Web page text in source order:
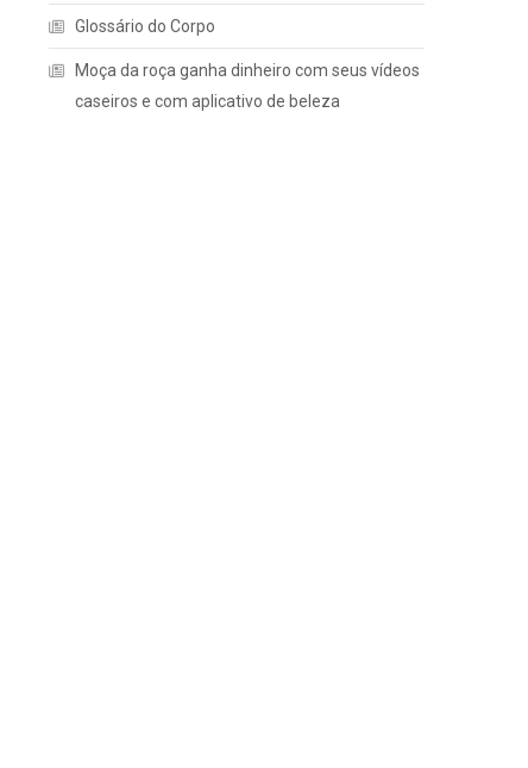
Glossário do Corpo
Moça da roça ganha dinheiro com seus vídeos
caseiros e com aplicativo de beleza